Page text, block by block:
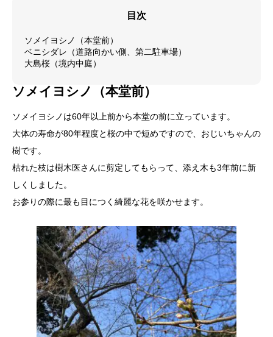
目次
ソメイヨシノ（本堂前）
ベニシダレ（道路向かい側、第二駐車場）
大島桜（境内中庭）
ソメイヨシノ（本堂前）
ソメイヨシノは60年以上前から本堂の前に立っています。
大体の寿命が80年程度と桜の中で短めですので、おじいちゃんの
樹です。
枯れた枝は樹木医さんに剪定してもらって、添え木も3年前に新
しくしました。
お参りの際に最も目につく綺麗な花を咲かせます。